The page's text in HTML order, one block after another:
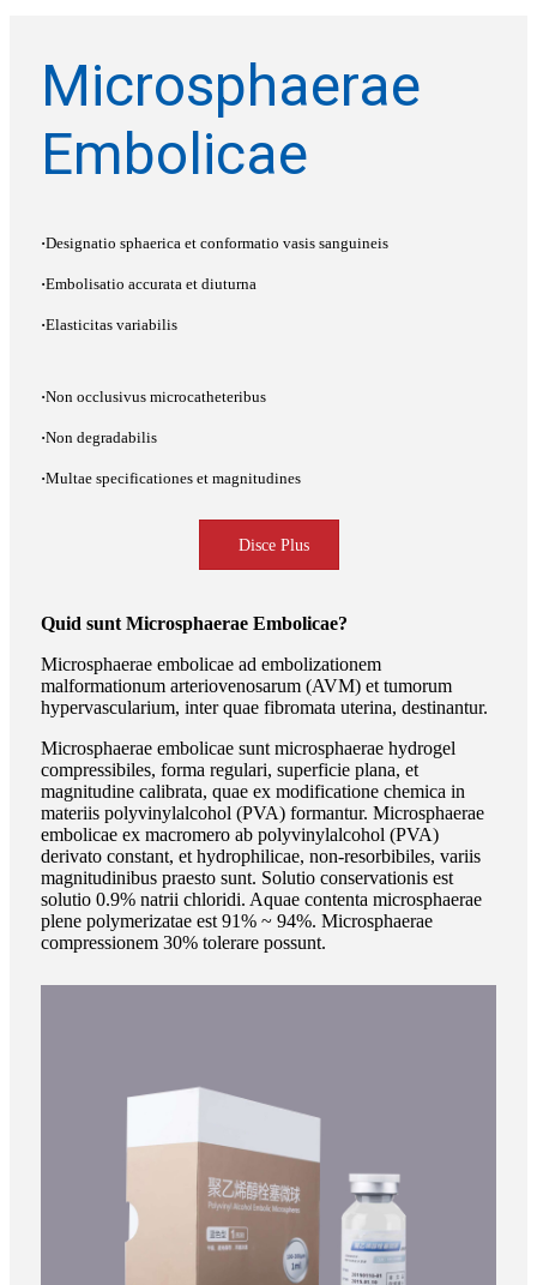
Microsphaerae
Embolicae
·Designatio sphaerica et conformatio vasis sanguineis
·Embolisatio accurata et diuturna
·Elasticitas variabilis
·Non occlusivus microcatheteribus
·Non degradabilis
·Multae specificationes et magnitudines
Disce Plus
Quid sunt Microsphaerae Embolicae?
Microsphaerae embolicae ad embolizationem
malformationum arteriovenosarum (AVM) et tumorum
hypervascularium, inter quae fibromata uterina, destinantur.
Microsphaerae embolicae sunt microsphaerae hydrogel
compressibiles, forma regulari, superficie plana, et
magnitudine calibrata, quae ex modificatione chemica in
materiis polyvinylalcohol (PVA) formantur. Microsphaerae
embolicae ex macromero ab polyvinylalcohol (PVA)
derivato constant, et hydrophilicae, non-resorbibiles, variis
magnitudinibus praesto sunt. Solutio conservationis est
solutio 0.9% natrii chloridi. Aquae contenta microsphaerae
plene polymerizatae est 91% ~ 94%. Microsphaerae
compressionem 30% tolerare possunt.